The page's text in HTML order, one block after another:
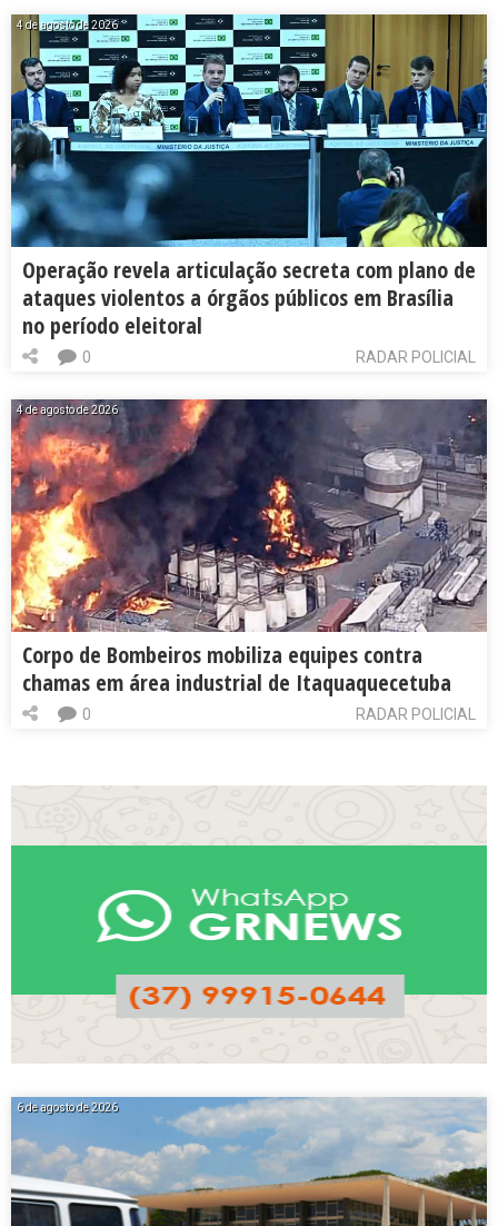
4 de agosto de 2026
Operação revela articulação secreta com plano de
ataques violentos a órgãos públicos em Brasília
no período eleitoral
RADAR POLICIAL
0
4 de agosto de 2026
Corpo de Bombeiros mobiliza equipes contra
chamas em área industrial de Itaquaquecetuba
RADAR POLICIAL
0
6 de agosto de 2026